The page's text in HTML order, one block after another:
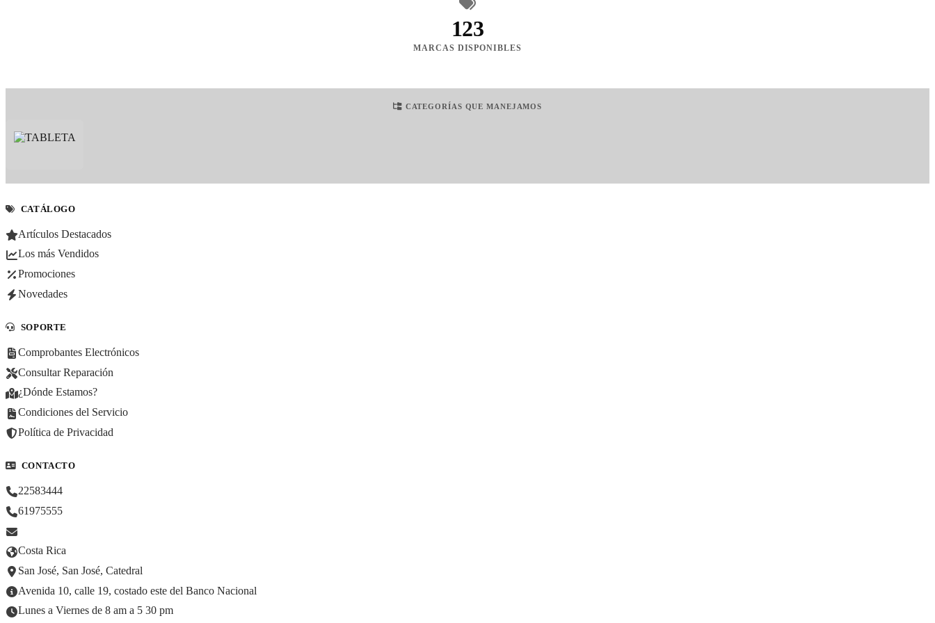
123
MARCAS DISPONIBLES
CATEGORÍAS QUE MANEJAMOS
CATÁLOGO
Artículos Destacados
Los más Vendidos
Promociones
Novedades
SOPORTE
Comprobantes Electrónicos
Consultar Reparación
¿Dónde Estamos?
Condiciones del Servicio
Política de Privacidad
CONTACTO
22583444
61975555
Costa Rica
San José, San José, Catedral
Avenida 10, calle 19, costado este del Banco Nacional
Lunes a Viernes de 8 am a 5 30 pm